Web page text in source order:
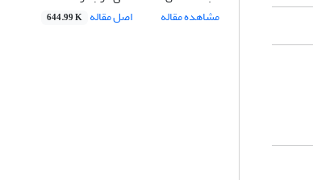
مشاهده مقاله
اصل مقاله 644.99 K